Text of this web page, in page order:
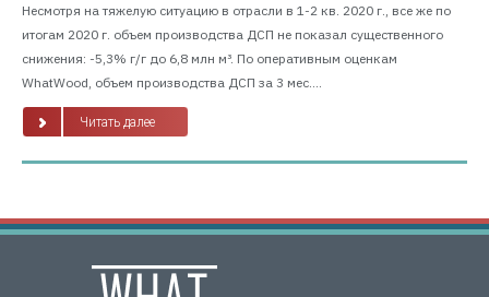
Несмотря на тяжелую ситуацию в отрасли в 1-2 кв. 2020 г., все же по
итогам 2020 г. объем производства ДСП не показал существенного
снижения: -5,3% г/г до 6,8 млн м³. По оперативным оценкам
WhatWood, объем производства ДСП за 3 мес....
Читать далее